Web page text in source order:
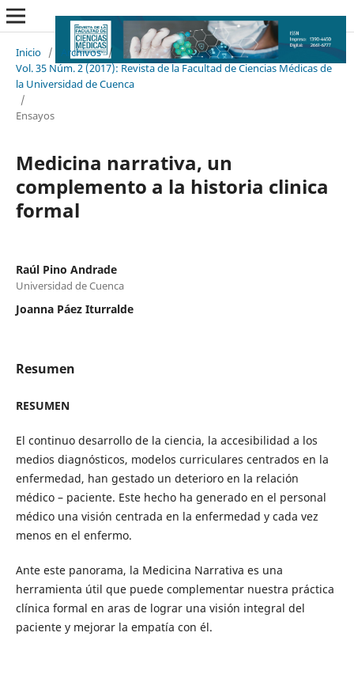
Inicio / Archivos /
Vol. 35 Núm. 2 (2017): Revista de la Facultad de Ciencias Médicas de
la Universidad de Cuenca
/
Ensayos
Medicina narrativa, un
complemento a la historia clinica
formal
Raúl Pino Andrade
Universidad de Cuenca
Joanna Páez Iturralde
Resumen
RESUMEN
El continuo desarrollo de la ciencia, la accesibilidad a los
medios diagnósticos, modelos curriculares centrados en la
enfermedad, han gestado un deterioro en la relación
médico – paciente. Este hecho ha generado en el personal
médico una visión centrada en la enfermedad y cada vez
menos en el enfermo.
Ante este panorama, la Medicina Narrativa es una
herramienta útil que puede complementar nuestra práctica
clínica formal en aras de lograr una visión integral del
paciente y mejorar la empatía con él.